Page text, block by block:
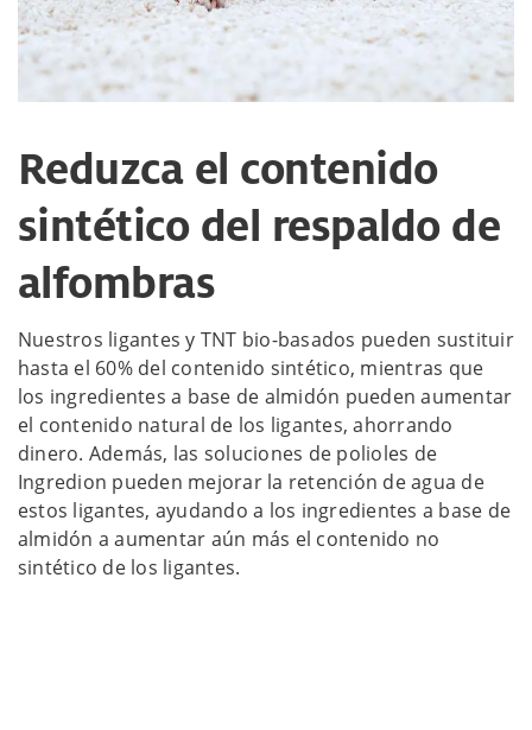
Reduzca el contenido
sintético del respaldo de
alfombras
Nuestros ligantes y TNT bio-basados pueden sustituir
hasta el 60% del contenido sintético, mientras que
los ingredientes a base de almidón pueden aumentar
el contenido natural de los ligantes, ahorrando
dinero. Además, las soluciones de polioles de
Ingredion pueden mejorar la retención de agua de
estos ligantes, ayudando a los ingredientes a base de
almidón a aumentar aún más el contenido no
sintético de los ligantes.